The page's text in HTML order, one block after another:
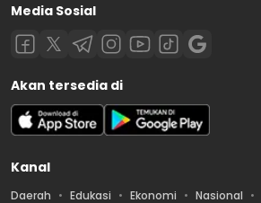
Media Sosial
Akan tersedia di
Kanal
Daerah Edukasi Ekonomi Nasional